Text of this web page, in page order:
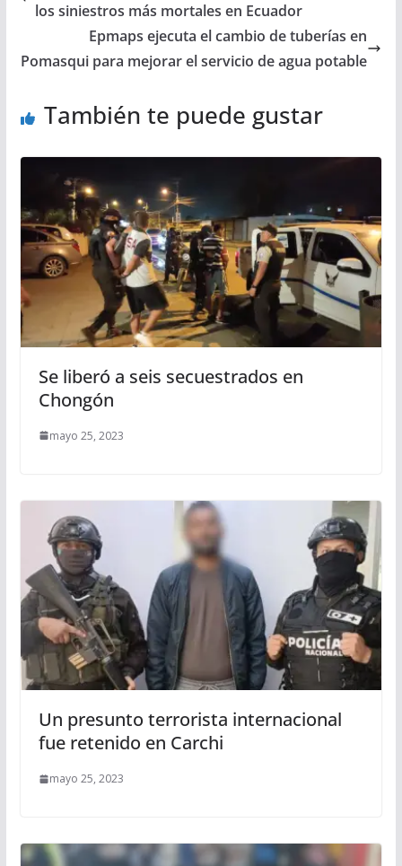
los siniestros más mortales en Ecuador
Epmaps ejecuta el cambio de tuberías en
Pomasqui para mejorar el servicio de agua potable
También te puede gustar
Se liberó a seis secuestrados en
Chongón
mayo 25, 2023
Un presunto terrorista internacional
fue retenido en Carchi
mayo 25, 2023